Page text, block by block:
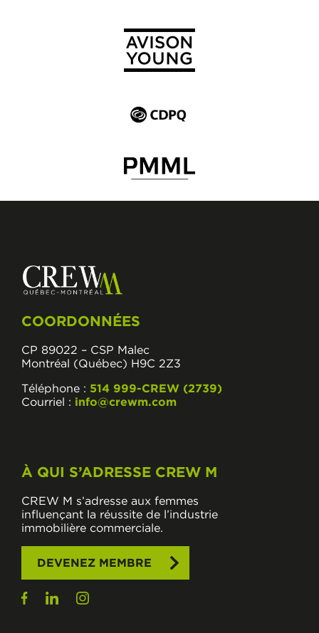
COORDONNÉES
CP 89022 – CSP Malec
Montréal (Québec) H9C 2Z3
Téléphone : 514 999-CREW (2739)
Courriel : info@crewm.com
À QUI S’ADRESSE CREW M
CREW M s’adresse aux femmes
influençant la réussite de l’industrie
immobilière commerciale.
DEVENEZ MEMBRE